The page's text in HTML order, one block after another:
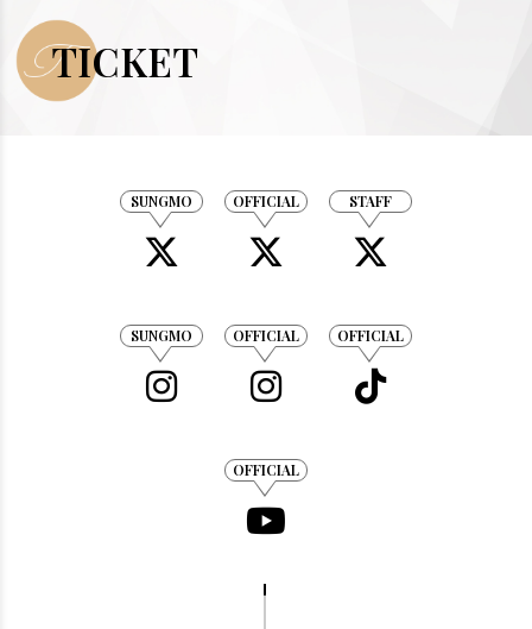
TICKET
SUNGMO OFFICIAL STAFF
SUNGMO OFFICIAL OFFICIAL
OFFICIAL